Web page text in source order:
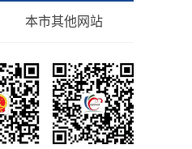
本市其他网站